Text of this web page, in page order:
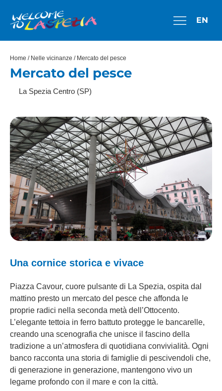
EN
Home / Nelle vicinanze / Mercato del pesce
Mercato del pesce
La Spezia Centro (SP)
Una cornice storica e vivace
Piazza Cavour, cuore pulsante di La Spezia, ospita dal
mattino presto un mercato del pesce che affonda le
proprie radici nella seconda metà dell’Ottocento.
L’elegante tettoia in ferro battuto protegge le bancarelle,
creando una scenografia che unisce il fascino della
tradizione a un’atmosfera di quotidiana convivialità. Ogni
banco racconta una storia di famiglie di pescivendoli che,
di generazione in generazione, mantengono vivo un
legame profondo con il mare e con la città.